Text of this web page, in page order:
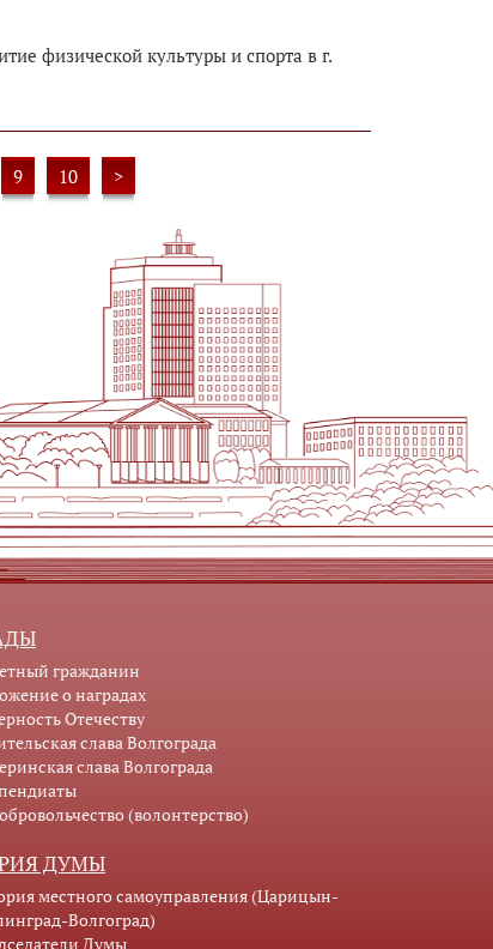
физической культуры и спорта в г.
9 10 >
гражданин
о наградах
Отечеству
слава Волгограда
слава Волгограда
(волонтерство)
ДУМЫ
местного самоуправления (Царицын-
Волгоград)
Думы